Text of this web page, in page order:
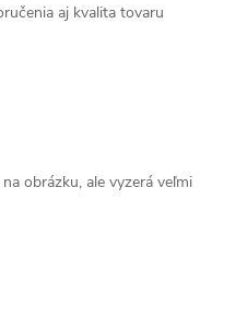
aj kvalita tovaru
obrázku, ale vyzerá veľmi